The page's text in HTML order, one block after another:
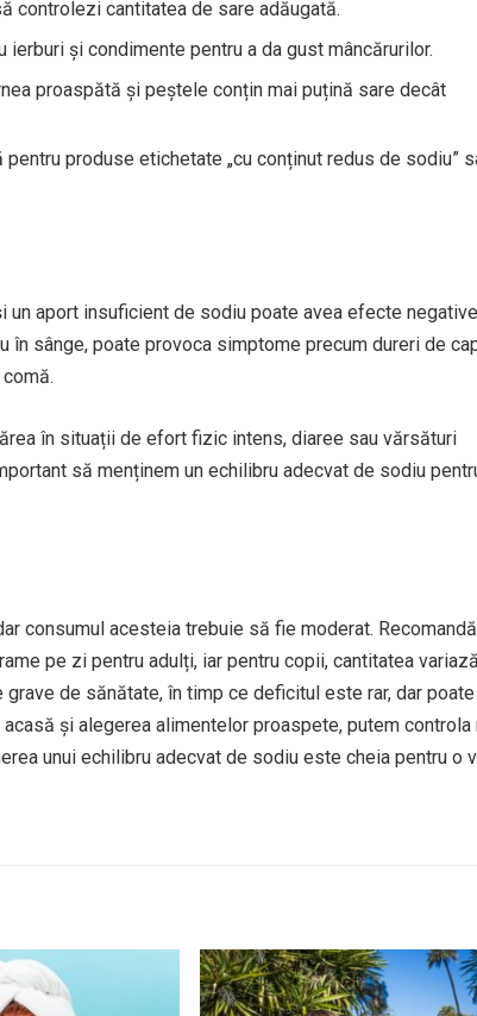
controlezi cantitatea de sare adăugată.
ierburi și condimente pentru a da gust mâncărurilor.
proaspătă și peștele conțin mai puțină sare decât
pentru produse etichetate „cu conținut redus de sodiu”
aport insuficient de sodiu poate avea efecte negative
sânge, poate provoca simptome precum dureri de
în situații de efort fizic intens, diaree sau vărsături
să menținem un echilibru adecvat de sodiu
consumul acesteia trebuie să fie moderat.
pe zi pentru adulți, iar pentru copii, cantitatea
de sănătate, în timp ce deficitul este rar, dar
și alegerea alimentelor proaspete, putem controla
unui echilibru adecvat de sodiu este cheia pentru o